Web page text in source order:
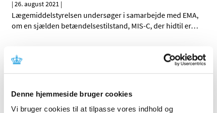
Denne hjemmeside bruger cookies
Vi bruger cookies til at tilpasse vores indhold og
|26. august 2021 |
Lægemiddelstyrelsen undersøger i samarbejde med EMA,
om en sjælden betændelsestilstand, MIS-C, der hidtil er…
Status på overvågning af BioNTech/Pfizer-
vaccinen
BioNTech/Pfizers vaccine Comirnaty. 117